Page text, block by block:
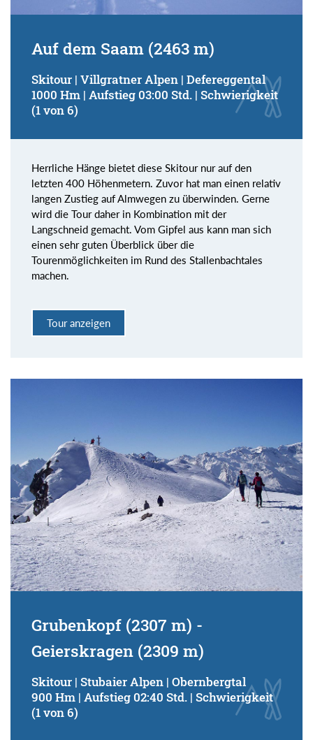
Auf dem Saam (2463 m)
Skitour | Villgratner Alpen | Defereggental
1000 Hm | Aufstieg 03:00 Std. | Schwierigkeit
(1 von 6)
Herrliche Hänge bietet diese Skitour nur auf den
letzten 400 Höhenmetern. Zuvor hat man einen relativ
langen Zustieg auf Almwegen zu überwinden. Gerne
wird die Tour daher in Kombination mit der
Langschneid gemacht. Vom Gipfel aus kann man sich
einen sehr guten Überblick über die
Tourenmöglichkeiten im Rund des Stallenbachtales
machen.
Tour anzeigen
Grubenkopf (2307 m) -
Geierskragen (2309 m)
Skitour | Stubaier Alpen | Obernbergtal
900 Hm | Aufstieg 02:40 Std. | Schwierigkeit
(1 von 6)